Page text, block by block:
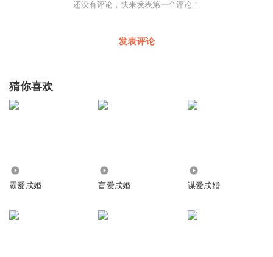
还没有评论，快来发表第一个评论！
发表评论
猜你喜欢
霸爱成婚 盲爱成婚 谋爱成婚